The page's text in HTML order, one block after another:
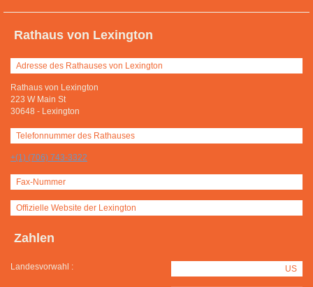
Rathaus von Lexington
Adresse des Rathauses von Lexington
Rathaus von Lexington
223 W Main St
30648 - Lexington
Telefonnummer des Rathauses
+(1) (706) 743-3322
Fax-Nummer
Offizielle Website der Lexington
Zahlen
Landesvorwahl : US